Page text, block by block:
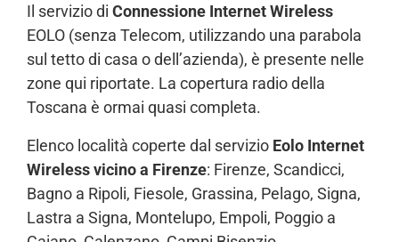
Il servizio di Connessione Internet Wireless
EOLO (senza Telecom, utilizzando una parabola
sul tetto di casa o dell’azienda), è presente nelle
zone qui riportate. La copertura radio della
Toscana è ormai quasi completa.
Elenco località coperte dal servizio Eolo Internet
Wireless vicino a Firenze: Firenze, Scandicci,
Bagno a Ripoli, Fiesole, Grassina, Pelago, Signa,
Lastra a Signa, Montelupo, Empoli, Poggio a